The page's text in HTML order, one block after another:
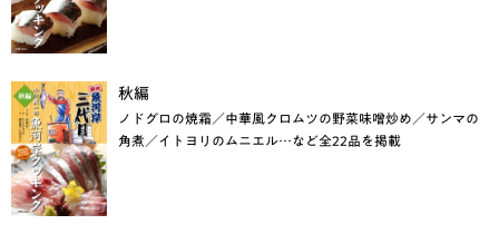
秋編
ノドグロの焼霜／中華風クロムツの野菜味噌炒め／サンマの
角煮／イトヨリのムニエル…など全22品を掲載